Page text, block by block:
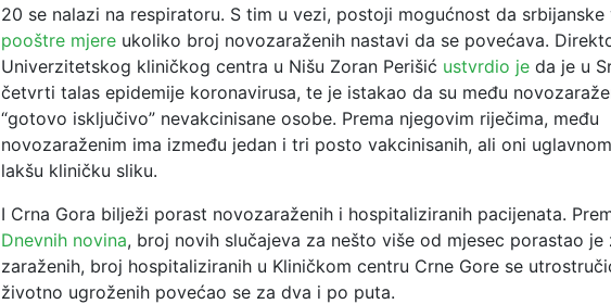
20 se nalazi na respiratoru. S tim u vezi, postoji mogućnost da srbijanske
pooštre mjere ukoliko broj novozaraženih nastavi da se povećava.
Univerzitetskog kliničkog centra u Nišu Zoran Perišić ustvrdio je da je u
četvrti talas epidemije koronavirusa, te je istakao da su među
“gotovo isključivo” nevakcinisane osobe. Prema njegovim riječima, među
novozaraženim ima između jedan i tri posto vakcinisanih, ali oni
lakšu kliničku sliku.
I Crna Gora bilježi porast novozaraženih i hospitaliziranih pacijenata.
Dnevnih novina, broj novih slučajeva za nešto više od mjesec porastao je
zaraženih, broj hospitaliziranih u Kliničkom centru Crne Gore se
životno ugroženih povećao se za dva i po puta.